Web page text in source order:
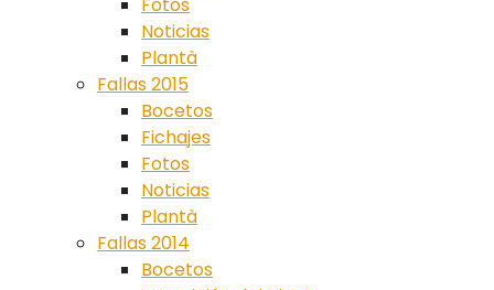
Noticias
Plantà
Fallas 2015
Bocetos
Fichajes
Fotos
Noticias
Plantà
Fallas 2014
Bocetos